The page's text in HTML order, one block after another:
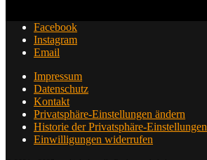
Facebook
Instagram
Email
Impressum
Datenschutz
Kontakt
Privatsphäre-Einstellungen ändern
Historie der Privatsphäre-Einstellungen
Einwilligungen widerrufen